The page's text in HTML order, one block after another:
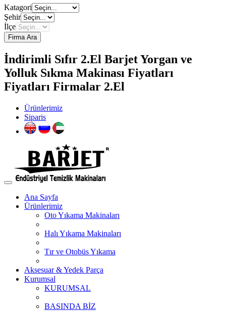
Katagori
Şehir
İlçe
Firma Ara
İndirimli Sıfır 2.El Barjet Yorgan ve
Yolluk Sıkma Makinası Fiyatları
Fiyatları Firmalar 2.El
Ürünlerimiz
Siparis
Ana Sayfa
Ürünlerimiz
Oto Yıkama Makinaları
Halı Yıkama Makinaları
Tır ve Otobüs Yıkama
Aksesuar & Yedek Parça
Kurumsal
KURUMSAL
BASINDA BİZ